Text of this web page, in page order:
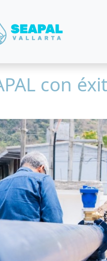
con